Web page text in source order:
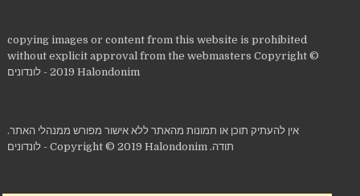
copying images or content from this website is prohibited
without explicit approval from the webmasters Copyright ©
2019 Halondonim - לונדונים
אין להעתיק תוכן או תמונות מהאתר ללא אישור מפורש ממנהלי האתר.
תודה. Copyright © 2019 Halondonim - לונדונים